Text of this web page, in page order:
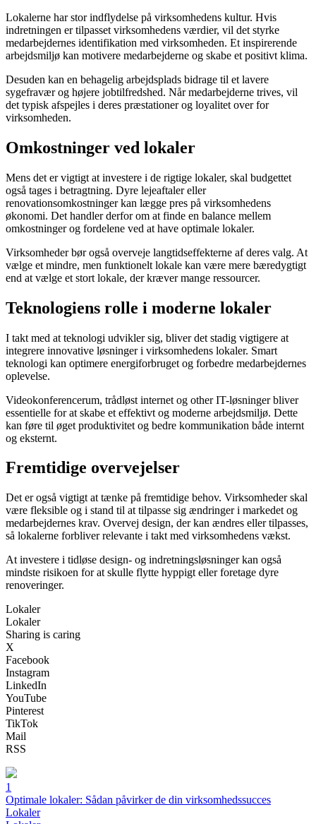
Lokalerne har stor indflydelse på virksomhedens kultur. Hvis
indretningen er tilpasset virksomhedens værdier, vil det styrke
medarbejdernes identifikation med virksomheden. Et inspirerende
arbejdsmiljø kan motivere medarbejderne og skabe et positivt klima.
Desuden kan en behagelig arbejdsplads bidrage til et lavere
sygefravær og højere jobtilfredshed. Når medarbejderne trives, vil
det typisk afspejles i deres præstationer og loyalitet over for
virksomheden.
Omkostninger ved lokaler
Mens det er vigtigt at investere i de rigtige lokaler, skal budgettet
også tages i betragtning. Dyre lejeaftaler eller
renovationsomkostninger kan lægge pres på virksomhedens
økonomi. Det handler derfor om at finde en balance mellem
omkostninger og fordelene ved at have optimale lokaler.
Virksomheder bør også overveje langtidseffekterne af deres valg. At
vælge et mindre, men funktionelt lokale kan være mere bæredygtigt
end at vælge et stort lokale, der kræver mange ressourcer.
Teknologiens rolle i moderne lokaler
I takt med at teknologi udvikler sig, bliver det stadig vigtigere at
integrere innovative løsninger i virksomhedens lokaler. Smart
teknologi kan optimere energiforbruget og forbedre medarbejdernes
oplevelse.
Videokonferencerum, trådløst internet og other IT-løsninger bliver
essentielle for at skabe et effektivt og moderne arbejdsmiljø. Dette
kan føre til øget produktivitet og bedre kommunikation både internt
og eksternt.
Fremtidige overvejelser
Det er også vigtigt at tænke på fremtidige behov. Virksomheder skal
være fleksible og i stand til at tilpasse sig ændringer i markedet og
medarbejdernes krav. Overvej design, der kan ændres eller tilpasses,
så lokalerne forbliver relevante i takt med virksomhedens vækst.
At investere i tidløse design- og indretningsløsninger kan også
mindste risikoen for at skulle flytte hyppigt eller foretage dyre
renoveringer.
Lokaler
Lokaler
Sharing is caring
X
Facebook
Instagram
LinkedIn
YouTube
Pinterest
TikTok
Mail
RSS
1
Optimale lokaler: Sådan påvirker de din virksomhedssucces
Lokaler